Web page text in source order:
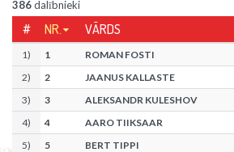
386dalībnieki
# NR. VĀRDS
1) 1 ROMAN FOSTI
2) 2 JAANUS KALLASTE
3) 3 ALEKSANDR KULESHOV
4) 4 AARO TIIKSAAR
5) 5 BERT TIPPI